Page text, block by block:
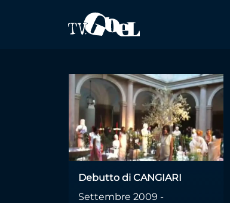
brand
Debutto di CANGIARI
Settembre 2009 -